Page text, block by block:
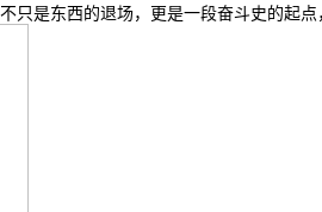
东西的退场，更是一段奋斗史的起点